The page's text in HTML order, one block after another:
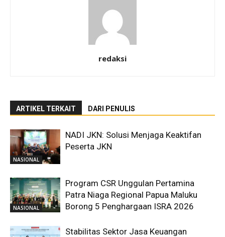
redaksi
ARTIKEL TERKAIT DARI PENULIS
NASIONAL
NADI JKN: Solusi Menjaga Keaktifan
Peserta JKN
NASIONAL
Program CSR Unggulan Pertamina
Patra Niaga Regional Papua Maluku
Borong 5 Penghargaan ISRA 2026
Stabilitas Sektor Jasa Keuangan